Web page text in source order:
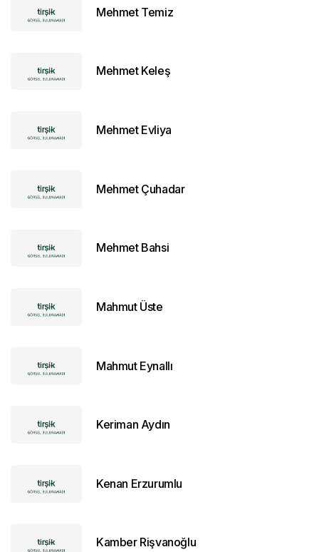
Mehmet Temiz
Mehmet Keleş
Mehmet Evliya
Mehmet Çuhadar
Mehmet Bahsi
Mahmut Üste
Mahmut Eynallı
Keriman Aydın
Kenan Erzurumlu
Kamber Rişvanoğlu